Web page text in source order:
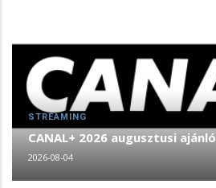
STREAMING
CANAL+ 2026 augusztusi ajánló
2026-08-04